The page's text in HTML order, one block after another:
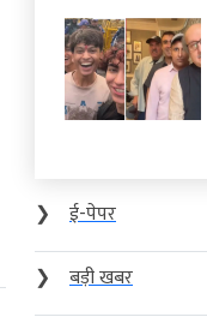
❯
ई-पेपर
❯
बड़ी खबर